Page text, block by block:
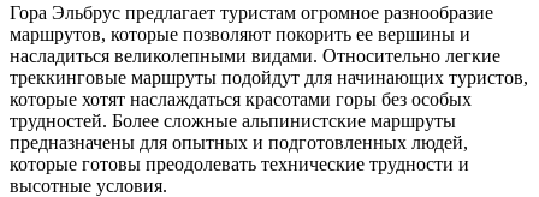
Гора Эльбрус предлагает туристам огромное разнообразие
маршрутов, которые позволяют покорить ее вершины и
насладиться великолепными видами. Относительно легкие
треккинговые маршруты подойдут для начинающих туристов,
которые хотят наслаждаться красотами горы без особых
трудностей. Более сложные альпинистские маршруты
предназначены для опытных и подготовленных людей,
которые готовы преодолевать технические трудности и
высотные условия.